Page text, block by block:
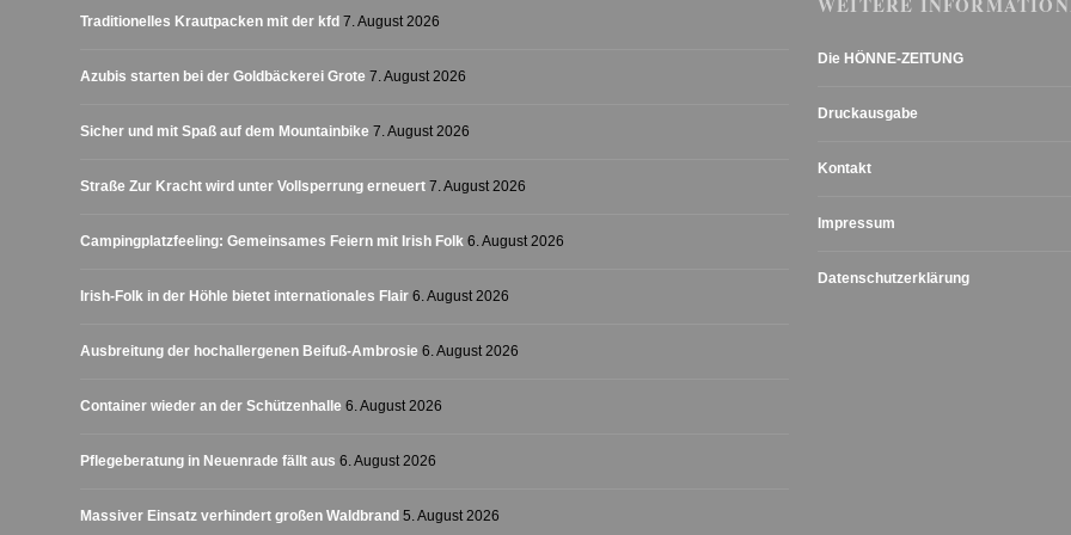
Traditionelles Krautpacken mit der kfd 7. August 2026
Azubis starten bei der Goldbäckerei Grote 7. August 2026
Sicher und mit Spaß auf dem Mountainbike 7. August 2026
Straße Zur Kracht wird unter Vollsperrung erneuert 7. August 2026
Campingplatzfeeling: Gemeinsames Feiern mit Irish Folk 6. August 2026
Irish-Folk in der Höhle bietet internationales Flair 6. August 2026
Ausbreitung der hochallergenen Beifuß-Ambrosie 6. August 2026
Container wieder an der Schützenhalle 6. August 2026
Pflegeberatung in Neuenrade fällt aus 6. August 2026
Massiver Einsatz verhindert großen Waldbrand 5. August 2026
Die HÖNNE-ZEITUNG
Druckausgabe
Kontakt
Impressum
Datenschutzerklärung